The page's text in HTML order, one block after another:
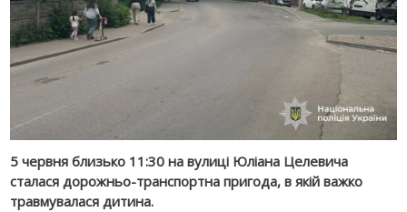
5 червня близько 11:30 на вулиці Юліана Целевича
сталася дорожньо-транспортна пригода, в якій важко
травмувалася дитина.